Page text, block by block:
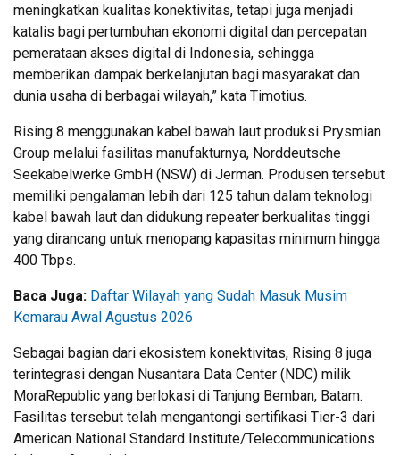
meningkatkan kualitas konektivitas, tetapi juga menjadi
katalis bagi pertumbuhan ekonomi digital dan percepatan
pemerataan akses digital di Indonesia, sehingga
memberikan dampak berkelanjutan bagi masyarakat dan
dunia usaha di berbagai wilayah,” kata Timotius.
Rising 8 menggunakan kabel bawah laut produksi Prysmian
Group melalui fasilitas manufakturnya, Norddeutsche
Seekabelwerke GmbH (NSW) di Jerman. Produsen tersebut
memiliki pengalaman lebih dari 125 tahun dalam teknologi
kabel bawah laut dan didukung repeater berkualitas tinggi
yang dirancang untuk menopang kapasitas minimum hingga
400 Tbps.
Baca Juga: Daftar Wilayah yang Sudah Masuk Musim
Kemarau Awal Agustus 2026
Sebagai bagian dari ekosistem konektivitas, Rising 8 juga
terintegrasi dengan Nusantara Data Center (NDC) milik
MoraRepublic yang berlokasi di Tanjung Bemban, Batam.
Fasilitas tersebut telah mengantongi sertifikasi Tier-3 dari
American National Standard Institute/Telecommunications